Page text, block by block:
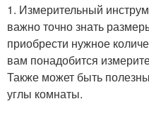
1. Измерительный
важно точно знать
приобрести нужное
вам понадобится
Также может быть
углы комнаты.